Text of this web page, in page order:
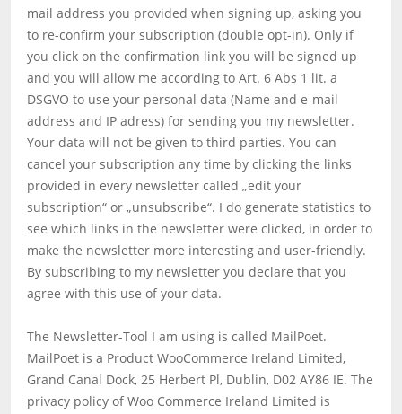
mail address you provided when signing up, asking you
to re-confirm your subscription (double opt-in). Only if
you click on the confirmation link you will be signed up
and you will allow me according to Art. 6 Abs 1 lit. a
DSGVO to use your personal data (Name and e-mail
address and IP adress) for sending you my newsletter.
Your data will not be given to third parties. You can
cancel your subscription any time by clicking the links
provided in every newsletter called „edit your
subscription“ or „unsubscribe“. I do generate statistics to
see which links in the newsletter were clicked, in order to
make the newsletter more interesting and user-friendly.
By subscribing to my newsletter you declare that you
agree with this use of your data.
The Newsletter-Tool I am using is called MailPoet.
MailPoet is a Product WooCommerce Ireland Limited,
Grand Canal Dock, 25 Herbert Pl, Dublin, D02 AY86 IE. The
privacy policy of Woo Commerce Ireland Limited is